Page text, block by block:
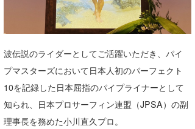
会員メニュー
今月のプレゼント
波伝説のライダーとしてご活躍いただき、パイ
プマスターズにおいて日本人初のパーフェクト
10を記録した日本屈指のパイプライナーとして
知られ、日本プロサーフィン連盟（JPSA）の副
理事長を務めた小川直久プロ。
ショップ情報
湘南
千葉北
千葉南
ウラナミ
お知らせ
その他
ルール＆How to
VOTE!